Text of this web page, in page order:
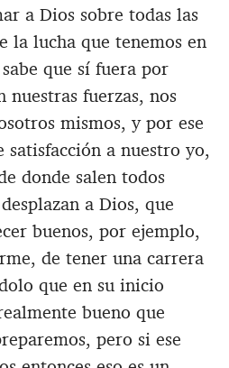
a Dios sobre todas las
la lucha que tenemos en
que sí fuera por
nuestras fuerzas, nos
mismos, y por ese
satisfacción a nuestro yo,
donde salen todos
a Dios, que
buenos, por ejemplo,
de tener una carrera
que en su inicio
bueno que
pero si ese